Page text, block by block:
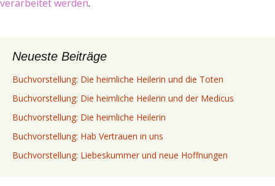
verarbeitet werden.
Neueste Beiträge
Buchvorstellung: Die heimliche Heilerin und die Toten
Buchvorstellung: Die heimliche Heilerin und der Medicus
Buchvorstellung: Die heimliche Heilerin
Buchvorstellung: Hab Vertrauen in uns
Buchvorstellung: Liebeskummer und neue Hoffnungen